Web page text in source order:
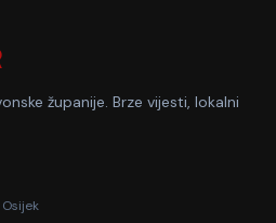
županije. Brze vijesti, lokalni